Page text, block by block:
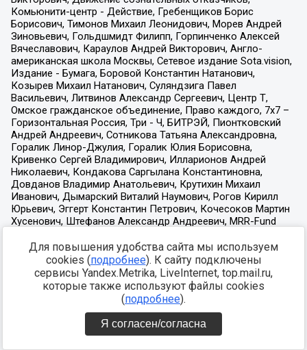
Для повышения удобства сайта мы используем
cookies (подробнее). К сайту подключены
сервисы Yandex.Metrika, LiveInternet, top.mail.ru,
которые также используют файлы cookies
(подробнее).
Я согласен/согласна